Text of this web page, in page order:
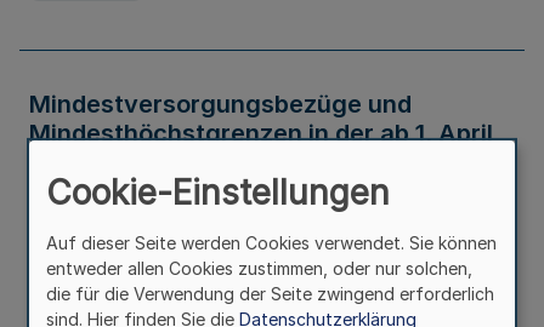
Mindestversorgungsbezüge und
Mindesthöchstgrenzen in der ab 1. April
Verwaltungsvorschrift
Cookie-Einstellungen
Auf dieser Seite werden Cookies verwendet. Sie können
entweder allen Cookies zustimmen, oder nur solchen,
die für die Verwendung der Seite zwingend erforderlich
sind. Hier finden Sie die Datenschutzerklärung